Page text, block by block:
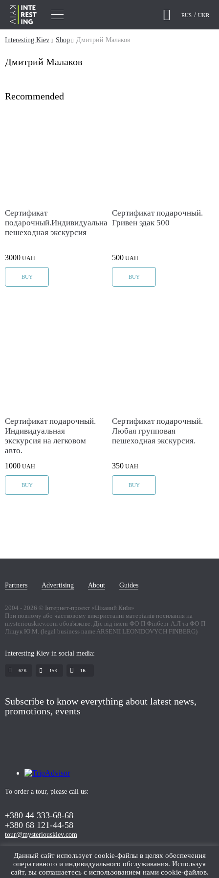
RUS UKR
Interesting Kiev Shop Дмитрий Малаков
Дмитрий Малаков
Recommended
Сертификат
подарочный.Индивидуальная
пешеходная экскурсия
3000 UAH
BUY
Сертификат подарочный.
Гривен эдак 500
500 UAH
BUY
Cертификат подарочный.
Индивидуальная
экскурсия на легковом
авто.
1000 UAH
BUY
Cертификат подарочный.
Любая групповая
пешеходная экскурсия.
350 UAH
BUY
Partners Advertising About Guides
2004 - 2026 © Інтернет-проект «Цікавий Київ»
При повному або частковому використанні матеріалів посилання на
mysteriouskiev.com обов'язкове. Діє від імені ФО-П Фінберг А.Л та ФО-П
Ліщук Ю.М. (legal business name ARSENII LEONIDOVYCH FINBERG)
Interesting Kiev in social media:
62K 15K 1К
Subscribe to know everything about latest news,
promotions, events
To order a tour, please call us:
+380 44 333-68-68
+380 68 121-44-58
tour@mysteriouskiev.com
Данный сайт использует cookie-файлы в целях обеспечения
оперативного и индивидуального обслуживания. Используя
сайт, вы соглашаетесь с использованием нами cookie-файлов.